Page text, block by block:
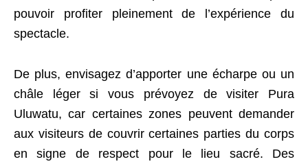
pouvoir profiter pleinement de l’expérience du
spectacle.
De plus, envisagez d’apporter une écharpe ou un
châle léger si vous prévoyez de visiter Pura
Uluwatu, car certaines zones peuvent demander
aux visiteurs de couvrir certaines parties du corps
en signe de respect pour le lieu sacré. Des